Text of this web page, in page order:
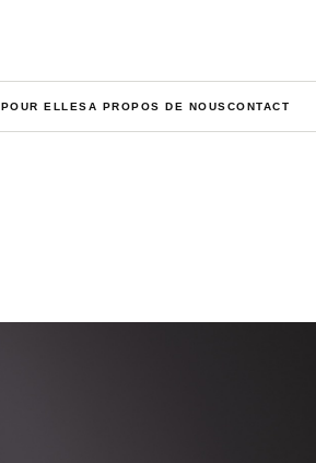
POUR ELLESA PROPOS DE NOUSCONTACT